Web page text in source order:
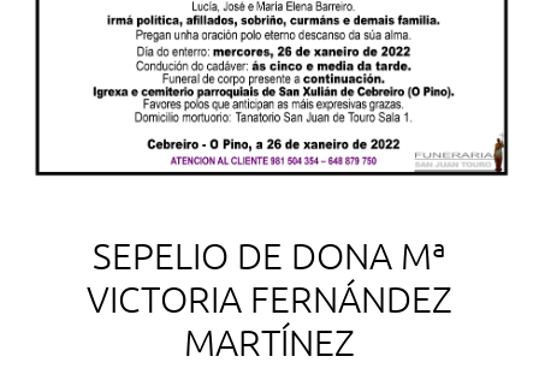
SEPELIO DE DONA Mª
VICTORIA FERNÁNDEZ
MARTÍNEZ